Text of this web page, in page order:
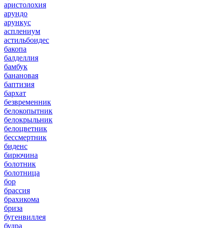
аристолохия
арундо
арункус
асплениум
астильбоидес
бакопа
балделлия
бамбук
банановая
баптизия
бархат
безвременник
белокопытник
белокрыльник
белоцветник
бессмертник
биденс
бирючина
болотник
болотница
бор
брассия
брахикома
бриза
бугенвиллея
будра